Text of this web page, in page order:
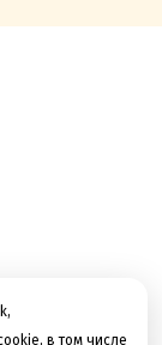
в том числе